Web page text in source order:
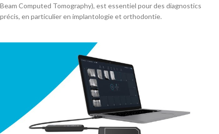
Beam Computed Tomography), est essentiel pour des diagnostics
précis, en particulier en implantologie et orthodontie.